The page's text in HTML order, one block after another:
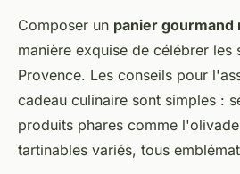
Composer un panier gourmand
manière exquise de célébrer les
Provence. Les conseils pour
cadeau culinaire sont simples :
produits phares comme
tartinables variés, tous